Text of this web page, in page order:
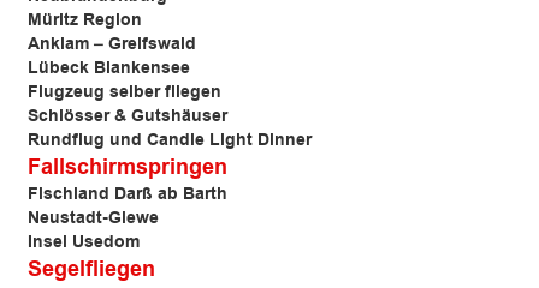
Müritz Region
Anklam – Greifswald
Lübeck Blankensee
Flugzeug selber fliegen
Schlösser & Gutshäuser
Rundflug und Candle Light Dinner
Fallschirmspringen
Fischland Darß ab Barth
Neustadt-Glewe
Insel Usedom
Segelfliegen